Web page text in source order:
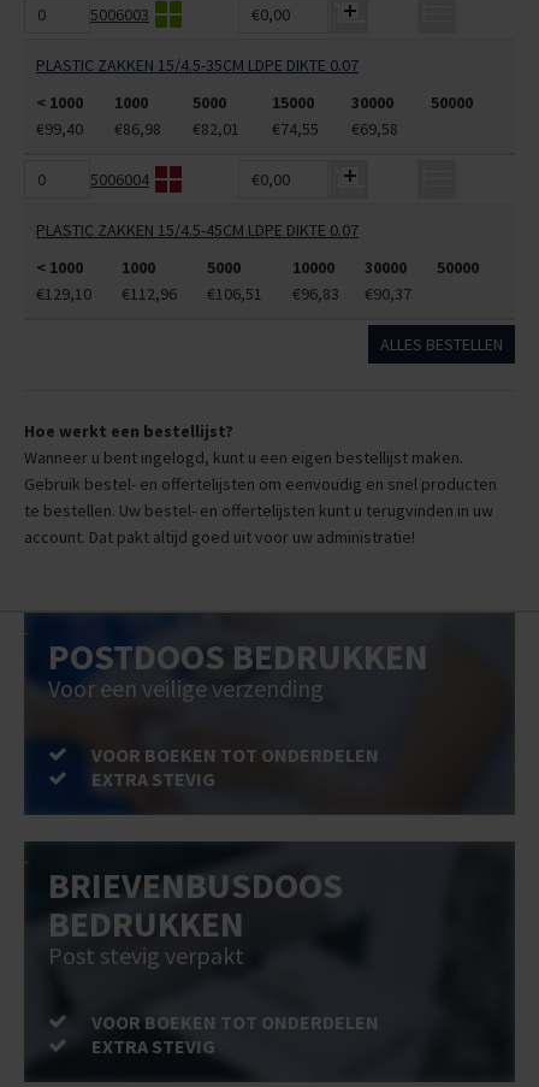
5006003 €0,00
PLASTIC ZAKKEN 15/4.5-35CM LDPE DIKTE 0.07
< 1000
1000 5000 15000 30000
50000
€99,40
€86,98 €82,01 €74,55 €69,58
5006004 €0,00
PLASTIC ZAKKEN 15/4.5-45CM LDPE DIKTE 0.07
< 1000
1000 5000 10000 30000
50000
€129,10
€112,96 €106,51 €96,83 €90,37
ALLES BESTELLEN
Hoe werkt een bestellijst?
Wanneer u bent ingelogd, kunt u een eigen bestellijst maken.
Gebruik bestel- en offertelijsten om eenvoudig en snel producten
te bestellen. Uw bestel- en offertelijsten kunt u terugvinden in uw
account. Dat pakt altijd goed uit voor uw administratie!
POSTDOOS BEDRUKKEN
Voor een veilige verzending
VOOR BOEKEN TOT ONDERDELEN
EXTRA STEVIG
BRIEVENBUSDOOS
BEDRUKKEN
Post stevig verpakt
VOOR BOEKEN TOT ONDERDELEN
EXTRA STEVIG